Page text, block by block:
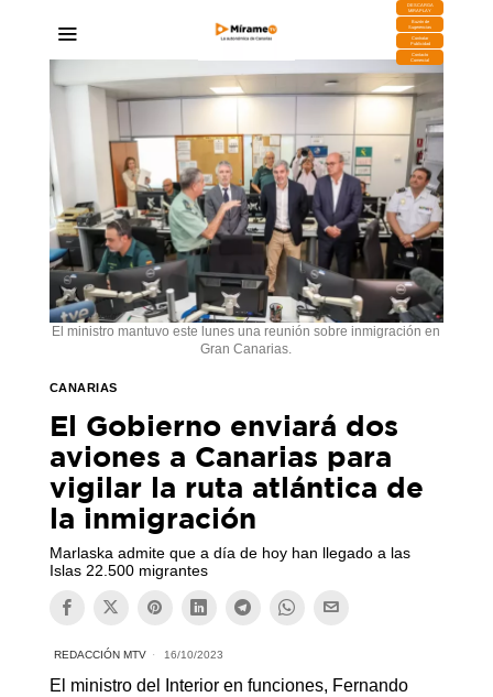
DESCARGA
MIRAPLAY
Buzón de
Sugerencias
Contratar
Publicidad
Contacto
Comercial
El ministro mantuvo este lunes una reunión sobre inmigración en
Gran Canarias.
CANARIAS
El Gobierno enviará dos
aviones a Canarias para
vigilar la ruta atlántica de
la inmigración
Marlaska admite que a día de hoy han llegado a las
Islas 22.500 migrantes
REDACCIÓN MTV 16/10/2023
El ministro del Interior en funciones, Fernando